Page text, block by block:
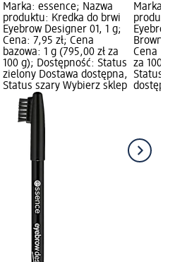
Marka: essence; Nazwa
produktu: Kredka do brwi
Eyebrow Designer 01, 1 g;
Cena: 7,95 zł; Cena
bazowa: 1 g (795,00 zł za
100 g); Dostępność: Status
zielony Dostawa dostępna,
Status szary Wybierz sklep
Marka:
Brown,
Cena
za 100
Status